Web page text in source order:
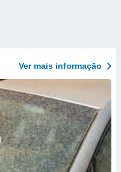
Ver mais informaçāo